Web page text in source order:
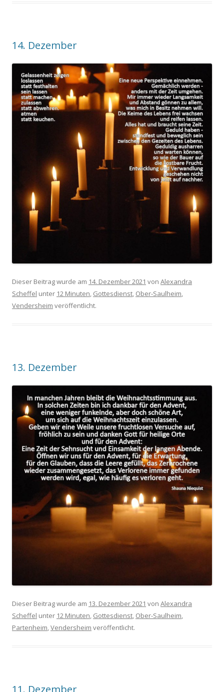
14. Dezember
Dieser Beitrag wurde am 14. Dezember 2021 von Alexandra
Scheffel unter 12 Minuten, Gottesdienst, Ober-Saulheim,
Vendersheim veröffentlicht.
13. Dezember
Dieser Beitrag wurde am 13. Dezember 2021 von Alexandra
Scheffel unter 12 Minuten, Gottesdienst, Ober-Saulheim,
Partenheim,Vendersheim veröffentlicht.
11. Dezember